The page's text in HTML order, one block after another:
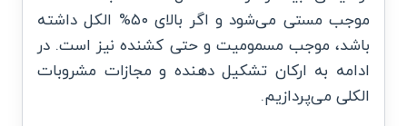
موجب مستی می‌شود و اگر بالای ۵۰% الکل داشته
باشد، موجب مسمومیت و حتی کشنده نیز است. در
ادامه به ارکان تشکیل دهنده و مجازات مشروبات
الکلی می‌پردازیم.